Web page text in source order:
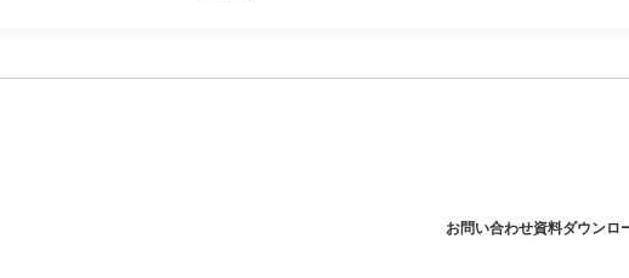
塗料や粘着テープのように粘性があるもの、繊維などの軟性が
お問い合わせ資料ダウンロ